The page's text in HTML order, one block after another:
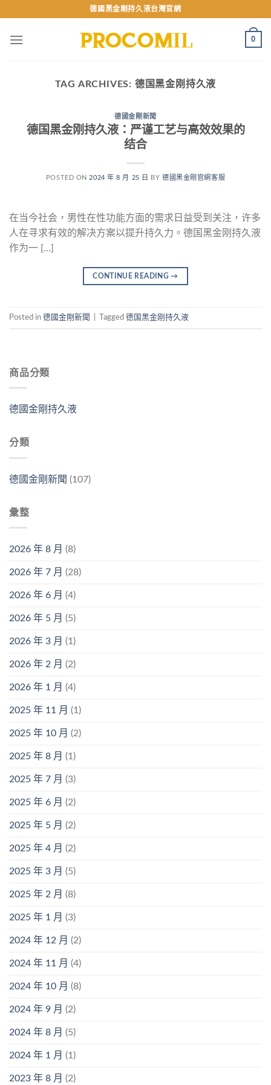
content
德國黑金剛持久液台灣官網
0
TAG ARCHIVES: 德国黑金刚持久液
德國金剛新聞
德国黑金刚持久液：严谨工艺与高效效果的
结合
POSTED ON 2024 年 8 月 25 日 BY德國黑金剛官網客服
在当今社会，男性在性功能方面的需求日益受到关注，许多
人在寻求有效的解决方案以提升持久力。德国黑金刚持久液
作为一 […]
CONTINUE READING→
Posted in 德國金剛新聞 Tagged 德国黑金刚持久液
商品分類
德國金剛持久液
分類
德國金剛新聞 (107)
彙整
2026 年 8 月 (8)
2026 年 7 月 (28)
2026 年 6 月 (4)
2026 年 5 月 (5)
2026 年 3 月 (1)
2026 年 2 月 (2)
2026 年 1 月 (4)
2025 年 11 月 (1)
2025 年 10 月 (2)
2025 年 8 月 (1)
2025 年 7 月 (3)
2025 年 6 月 (2)
2025 年 5 月 (2)
2025 年 4 月 (2)
2025 年 3 月 (5)
2025 年 2 月 (8)
2025 年 1 月 (3)
2024 年 12 月 (2)
2024 年 11 月 (4)
2024 年 10 月 (8)
2024 年 9 月 (2)
2024 年 8 月 (5)
2024 年 1 月 (1)
2023 年 8 月 (2)